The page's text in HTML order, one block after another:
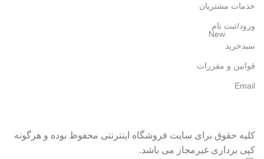
خدمات مشتریان
ورود/ثبت نام
سبدخرید
New
قوانین و مقررات
Email
کلیه حقوق برای سایت فروشگاه اینترنتی محفوظ بوده و هرگونه
کپی برداری غیرمجاز می باشد.